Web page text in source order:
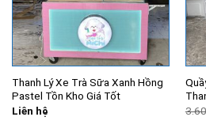
Thanh Lý Xe Trà Sữa Xanh Hồng
Pastel Tồn Kho Giá Tốt
Liên hệ